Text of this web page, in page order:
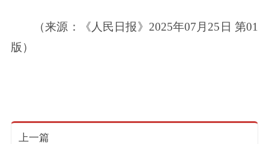
（来源：《人民日报》2025年07月25日 第01
版）
上一篇